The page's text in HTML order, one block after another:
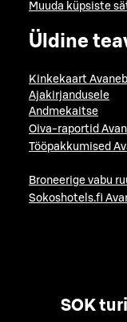
Muuda küpsiste
Üldine
Kinkekaart
Ajakirjandusele
Andmekaitse
Oiva-raportid
Tööpakkumised
Broneerige vabu
Sokoshotels.fi
SOK